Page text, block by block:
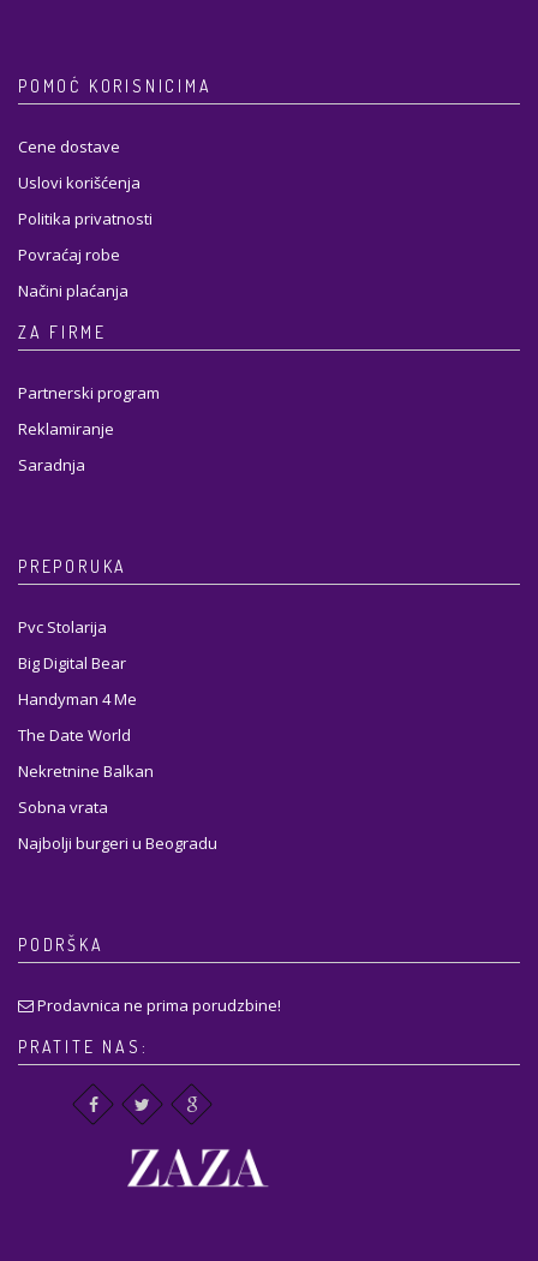
POMOĆ KORISNICIMA
Cene dostave
Uslovi korišćenja
Politika privatnosti
Povraćaj robe
Načini plaćanja
ZA FIRME
Partnerski program
Reklamiranje
Saradnja
PREPORUKA
Pvc Stolarija
Big Digital Bear
Handyman 4 Me
The Date World
Nekretnine Balkan
Sobna vrata
Najbolji burgeri u Beogradu
PODRŠKA
Prodavnica ne prima porudzbine!
PRATITE NAS: